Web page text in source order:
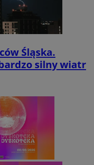
Śląska.
silny wiatr